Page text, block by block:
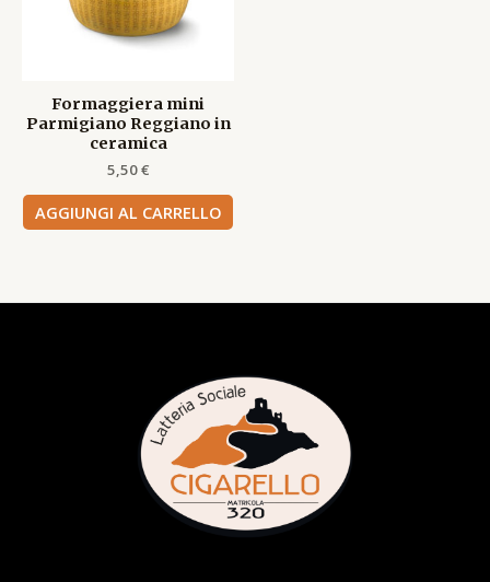
Formaggiera mini
Parmigiano Reggiano in
ceramica
5,50€
AGGIUNGI AL CARRELLO